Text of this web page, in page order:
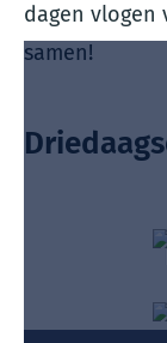
dagen vlogen
samen!